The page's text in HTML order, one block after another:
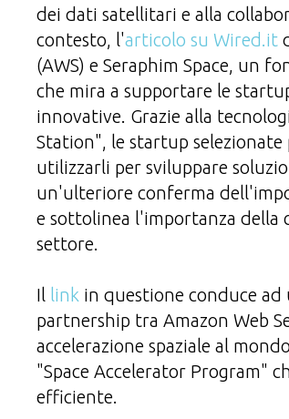
dei dati satellitari e alla
contesto, l'articolo su Wired.it
(AWS) e Seraphim Space, un
che mira a supportare le
innovative. Grazie alla
Station", le startup
utilizzarli per sviluppare
un'ulteriore conferma
e sottolinea l'importanza della
settore.
Il link in questione conduce
partnership tra Amazon Web
accelerazione spaziale al
"Space Accelerator Program"
efficiente.